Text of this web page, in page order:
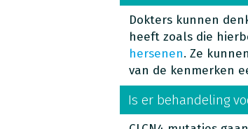
Dokters kunnen
heeft zoals die
hersenen. Ze
van de kenmerken
Is er behandeling